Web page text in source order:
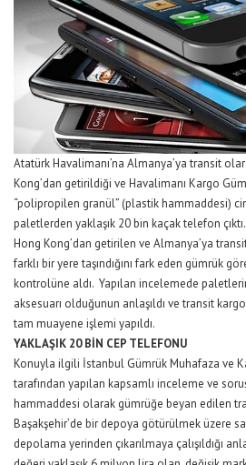
Atatürk Havalimanı’na Almanya’ya transit
Kong’dan getirildiği ve Havalimanı Kargo
“polipropilen granül” (plastik hammaddesi)
paletlerden yaklaşık 20 bin kaçak telefon çıktı.
Hong Kong’dan getirilen ve Almanya’ya
farklı bir yere taşındığını fark eden gümrük
kontrolüne aldı. Yapılan incelemede
aksesuarı olduğunun anlaşıldı ve transit
tam muayene işlemi yapıldı.
YAKLAŞIK 20 BİN CEP TELEFONU
Konuyla ilgili İstanbul Gümrük Muhafaza ve
tarafından yapılan kapsamlı inceleme ve
hammaddesi olarak gümrüğe beyan edilen
Başakşehir’de bir depoya götürülmek üzere
depolama yerinden çıkarılmaya çalışıldığı